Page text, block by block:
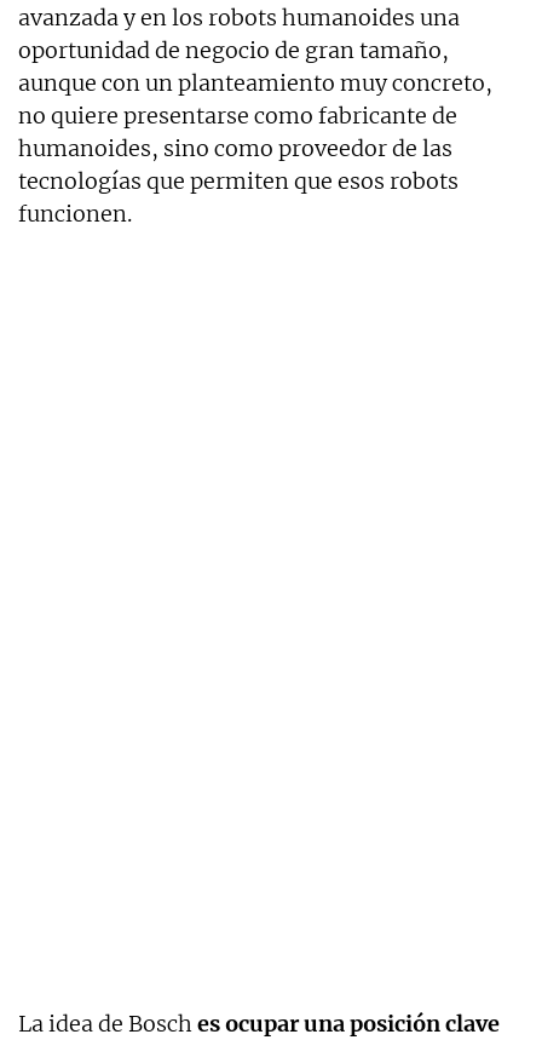
avanzada y en los robots humanoides una
oportunidad de negocio de gran tamaño,
aunque con un planteamiento muy concreto,
no quiere presentarse como fabricante de
humanoides, sino como proveedor de las
tecnologías que permiten que esos robots
funcionen.
La idea de Bosch es ocupar una posición clave